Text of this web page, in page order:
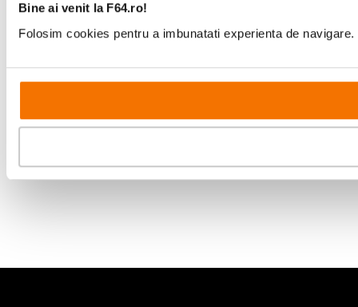
Bine ai venit la F64.ro!
Folosim cookies pentru a imbunatati experienta de